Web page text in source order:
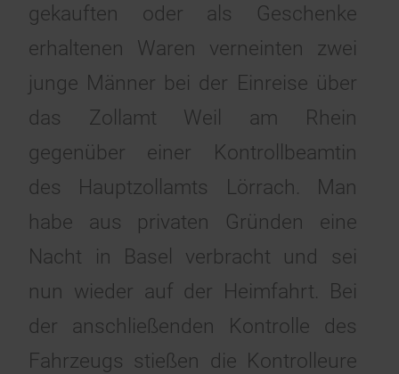
gekauften oder als Geschenke
erhaltenen Waren verneinten zwei
junge Männer bei der Einreise über
das Zollamt Weil am Rhein
gegenüber einer Kontrollbeamtin
des Hauptzollamts Lörrach. Man
habe aus privaten Gründen eine
Nacht in Basel verbracht und sei
nun wieder auf der Heimfahrt. Bei
der anschließenden Kontrolle des
Fahrzeugs stießen die Kontrolleure